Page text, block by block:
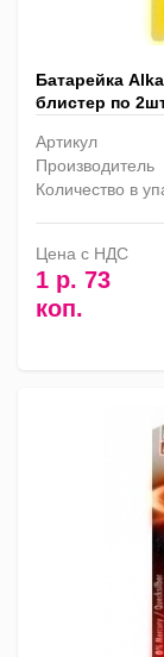
Батарейка
блистер по
Артикул
Производитель
Количество в
Цена с НДС
1 р. 73
коп.